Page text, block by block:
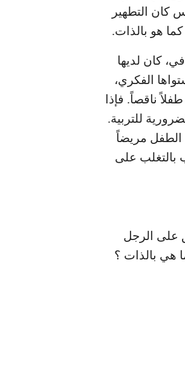
كان التطهير
هو بالذات.
كان لديها
الفكري،
ناقصاً. فإذا
للتربية.
الطفل مريضاً
بالتغلب على
على الرجل
هي بالذات ؟